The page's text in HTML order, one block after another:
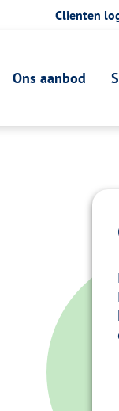
Clienten
Ons aanbod